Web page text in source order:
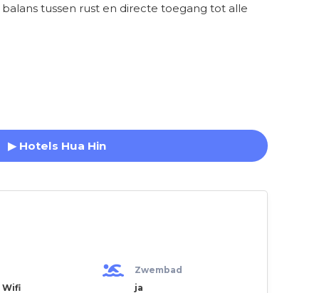
tussen rust en directe toegang tot alle
▶ Hotels Hua Hin
Wifi
Zwembad
ja